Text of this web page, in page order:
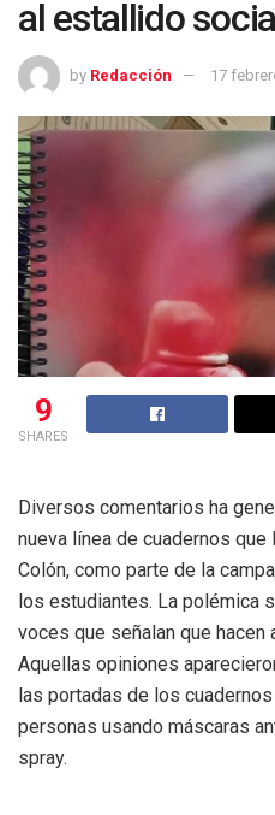
al estallido
by Redacción 17
9
SHARES
Diversos comentarios ha
nueva línea de cuadernos
Colón, como parte de la
los estudiantes. La polémica
voces que señalan que
Aquellas opiniones
las portadas de los
personas usando máscaras
spray.